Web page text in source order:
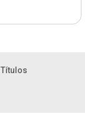
Títulos